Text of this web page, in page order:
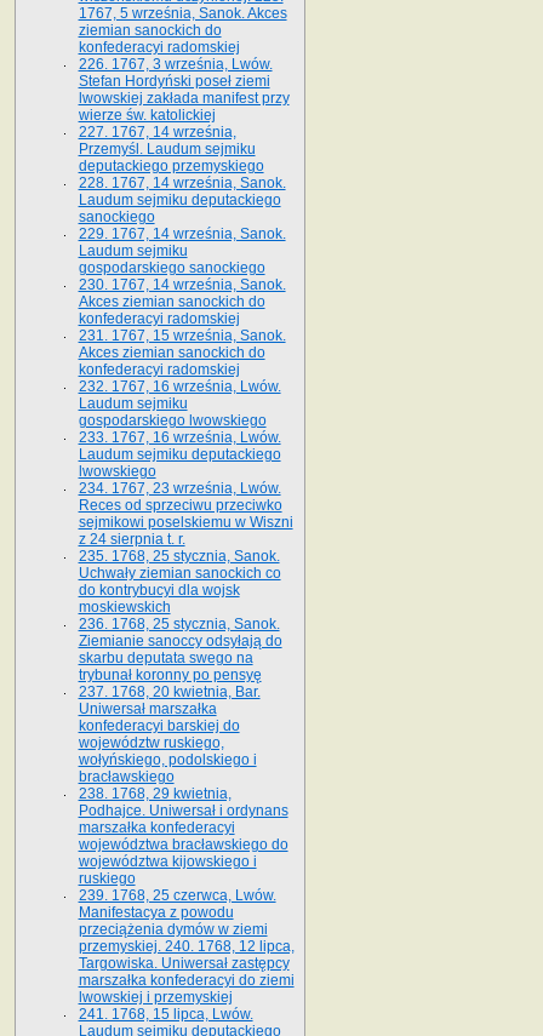
1767, 5 września, Sanok. Akces
ziemian sanockich do
konfederacyi radomskiej
226. 1767, 3 września, Lwów.
Stefan Hordyński poseł ziemi
lwowskiej zakłada manifest przy
wierze św. ka­tolickiej
227. 1767, 14 września,
Przemyśl. Laudum sejmiku
deputackiego przemyskiego
228. 1767, 14 września, Sanok.
Laudum sejmiku deputackiego
sanockiego
229. 1767, 14 września, Sanok.
Laudum sejmiku
gospodarskiego sanockiego
230. 1767, 14 września, Sanok.
Akces ziemian sanockich do
konfederacyi radomskiej
231. 1767, 15 września, Sanok.
Akces ziemian sanockich do
konfederacyi radomskiej
232. 1767, 16 września, Lwów.
Laudum sejmiku
gospodarskiego lwowskiego
233. 1767, 16 września, Lwów.
Laudum sejmiku deputackiego
lwowskiego
234. 1767, 23 września, Lwów.
Reces od sprzeciwu przeciwko
sejmikowi poselskiemu w Wiszni
z 24 sierpnia t. r.
235. 1768, 25 stycznia, Sanok.
Uchwały ziemian sanockich co
do kontrybucyi dla wojsk
moskiewskich
236. 1768, 25 stycznia, Sanok.
Ziemianie sanoccy odsyłają do
skarbu deputata swego na
trybunał koronny po pensyę
237. 1768, 20 kwietnia, Bar.
Uniwersał marszałka
konfederacyi barskiej do
województw ruskiego,
wołyńskiego, podolskiego i
bracławskiego
238. 1768, 29 kwietnia,
Podhajce. Uniwersał i ordynans
marszałka konfederacyi
województwa bracławskiego do
wo­jewództwa kijowskiego i
ruskiego
239. 1768, 25 czerwca, Lwów.
Manifestacya z powodu
przeciążenia dymów w ziemi
przemyskiej. 240. 1768, 12 lipca,
Targowiska. Uniwersał zastępcy
marszałka konfederacyi do ziemi
lwowskiej i przemyskiej
241. 1768, 15 lipca, Lwów.
Laudum sejmiku deputackiego